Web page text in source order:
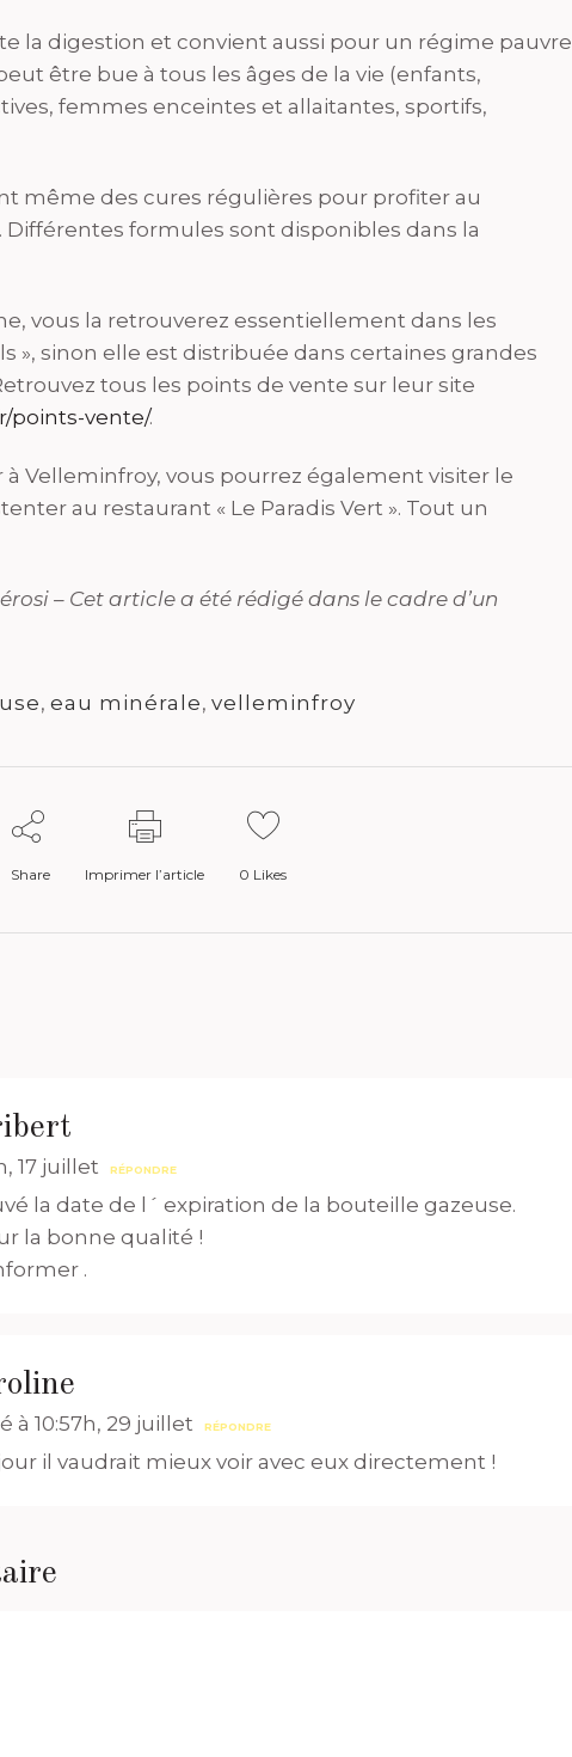
la digestion et convient aussi pour un régime pauvre
être bue à tous les âges de la vie (enfants,
femmes enceintes et allaitantes, sportifs,
même des cures régulières pour profiter au
formules sont disponibles dans la
vous la retrouverez essentiellement dans les
», sinon elle est distribuée dans certaines grandes
tous les points de vente sur leur site
points-vente/.
à Velleminfroy, vous pourrez également visiter le
au restaurant « Le Paradis Vert ». Tout un
– Cet article a été rédigé dans le cadre d’un
, eau minérale, velleminfroy
Share Imprimer l’article 0 Likes
17 juillet RÉPONDRE
la date de l´ expiration de la bouteille gazeuse.
la bonne qualité !
.
à 10:57h, 29 juillet RÉPONDRE
il vaudrait mieux voir avec eux directement !